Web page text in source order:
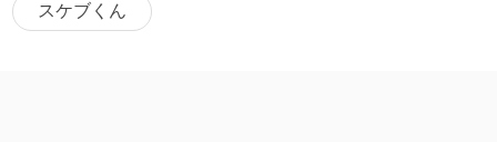
スケブくん